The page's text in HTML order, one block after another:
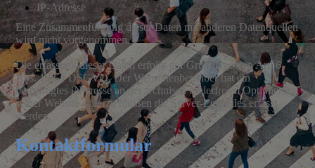
IP-Adresse
Eine Zusammenführung dieser Daten mit anderen Datenquellen
wird nicht vorgenommen.
Die erfassung dieser Daten erfolgt auf Grundlage von Art. 6
Abs. 1 lit. f DSGVO. Der Webseitenbetreiber hat ein
berechtigtes iNteresse an der technisch fehlerfreien Optimierung
seiner Website - hierzu müssen die Server-Log-Files erfasst
werden.
Kontaktformular